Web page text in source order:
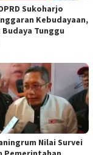
Sukoharjo
Kebudayaan,
Tunggu
Nilai Survei